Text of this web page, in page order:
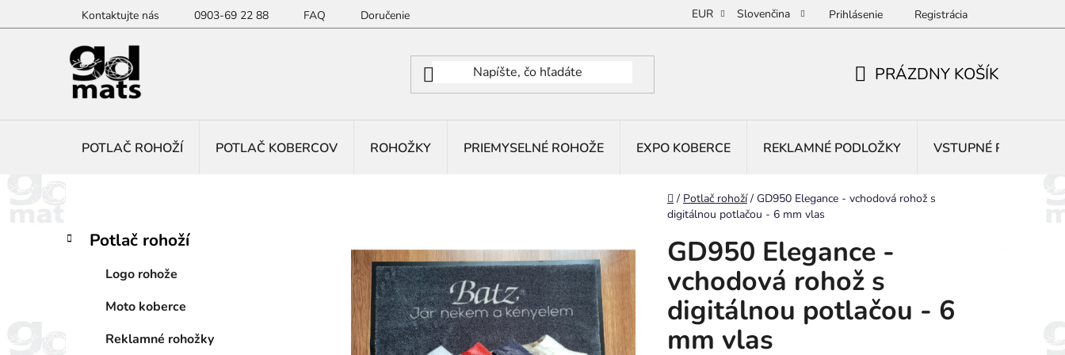
na
Kontaktujte nás 0903-69 22 88 FAQ Doručenie EUR Slovenčina Prihlásenie Registrácia
PRÁZDNY KOŠÍK
POTLAČ ROHOŽÍ POTLAČ KOBERCOV ROHOŽKY PRIEMYSELNÉ ROHOŽE EXPO KOBERCE REKLAMNÉ PODLOŽKY VSTUPNÉ ROHOŽE
Domov
/ Potlač rohoží / GD950 Elegance - vchodová rohož s
digitálnou potlačou - 6 mm vlas
BPreskočiť
kategórie
K
a
Potlač rohoží
Logo rohože
Moto koberce
Reklamné rohožky
GD950 Elegance -
vchodová rohož s
digitálnou potlačou - 6
mm vlas